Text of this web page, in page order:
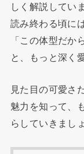
しく解説してい
読み終わる頃に
「この体型だか
と、もっと深く
見た目の可愛さ
魅力を知って、
らしていきまし